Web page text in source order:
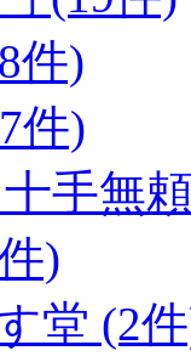
件)
件)
手無
)
堂 (2